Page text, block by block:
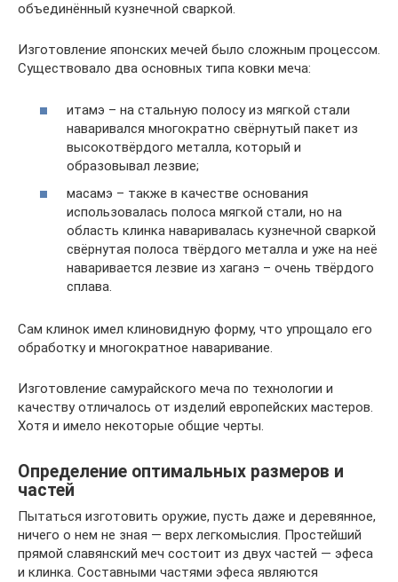
объединённый кузнечной сваркой.
Изготовление японских мечей было сложным процессом.
Существовало два основных типа ковки меча:
итамэ – на стальную полосу из мягкой стали
наваривался многократно свёрнутый пакет из
высокотвёрдого металла, который и
образовывал лезвие;
масамэ – также в качестве основания
использовалась полоса мягкой стали, но на
область клинка наваривалась кузнечной сваркой
свёрнутая полоса твёрдого металла и уже на неё
наваривается лезвие из хаганэ – очень твёрдого
сплава.
Сам клинок имел клиновидную форму, что упрощало его
обработку и многократное наваривание.
Изготовление самурайского меча по технологии и
качеству отличалось от изделий европейских мастеров.
Хотя и имело некоторые общие черты.
Определение оптимальных размеров и
частей
Пытаться изготовить оружие, пусть даже и деревянное,
ничего о нем не зная — верх легкомыслия. Простейший
прямой славянский меч состоит из двух частей — эфеса
и клинка. Составными частями эфеса являются